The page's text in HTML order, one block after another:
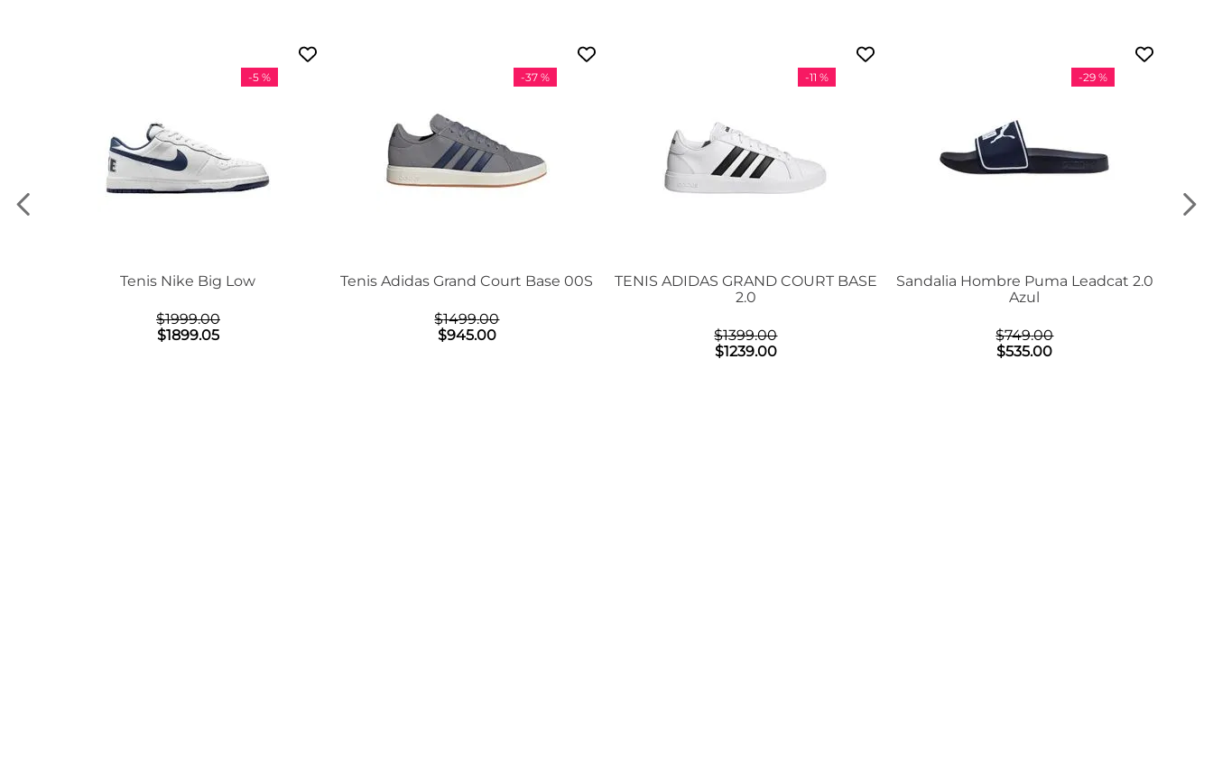
-5 %
Tenis Nike Big Low
$1999.00
$1899.05
-37 %
Tenis Adidas Grand Court Base 00S
$1499.00
$945.00
-11 %
TENIS ADIDAS GRAND COURT BASE
2.0
$1399.00
$1239.00
-29 %
Sandalia Hombre Puma Leadcat 2.0
Azul
$749.00
$535.00